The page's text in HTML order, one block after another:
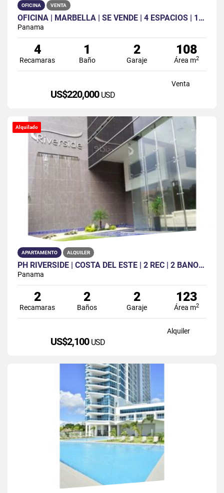
OFICINA VENTA
OFICINA | MARBELLA | SE VENDE | 4 ESPACIOS | 1B| 2 PARK | KITCHENETTE
Panama
4
Recamaras
1
Baño
2
Garaje
108
Área m2
Venta
US$220,000 USD
Alquilado
APARTAMENTO ALQUILER
PH RIVERSIDE | COSTA DEL ESTE | 2 REC | 2 BAÑOS | 2 PARK | AMOBLADO
Panama
2
Recamaras
2
Baños
2
Garaje
123
Área m2
Alquiler
US$2,100 USD